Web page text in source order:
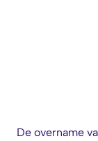
De overname